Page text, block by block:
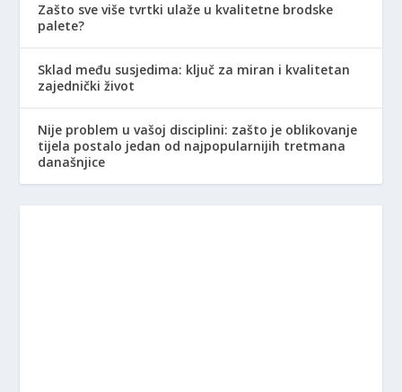
Zašto sve više tvrtki ulaže u kvalitetne brodske
palete?
Sklad među susjedima: ključ za miran i kvalitetan
zajednički život
Nije problem u vašoj disciplini: zašto je oblikovanje
tijela postalo jedan od najpopularnijih tretmana
današnjice